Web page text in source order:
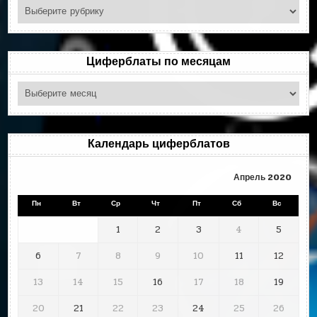
Поиск
по
рубрикам
Циферблаты по месяцам
Циферблаты
по
месяцам
Календарь циферблатов
Апрель 2020
Пн Вт Ср Чт Пт Сб Вс
1 2 3 4
5
6
7 8 9 10 11
12
13
14 15 16 17 18
19
20
21 22 23 24 25
26